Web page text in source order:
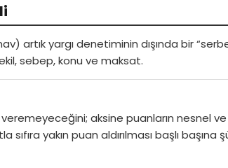
artık yargı denetiminin dışında bir
sebep, konu ve maksat.
aksine puanların nesnel
sıfıra yakın puan aldırılması başlı